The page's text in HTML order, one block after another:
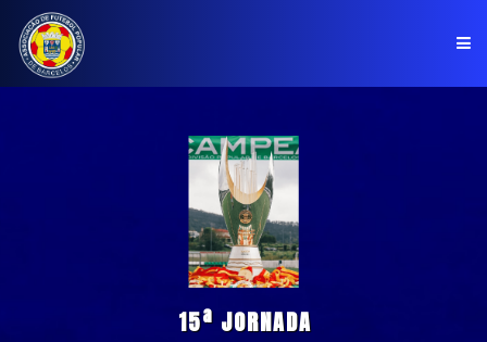
15ª JORNADA